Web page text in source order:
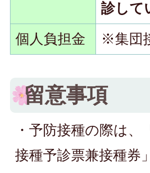
診して
個人負担金
※集団
留意事項
・予防接種の際は
接種予診票兼接種券